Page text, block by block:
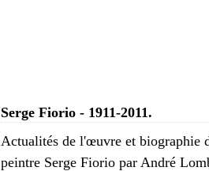
Serge Fiorio - 1911-2011.
Actualités de l'œuvre et biographie
peintre Serge Fiorio par André